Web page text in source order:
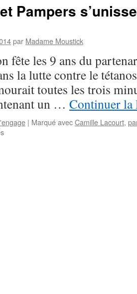
et Pampers
par Madame Moustick
fête les 9 ans du
la lutte contre le
toutes les trois
un … Continuer
| Marqué avecCamille Lacourt,